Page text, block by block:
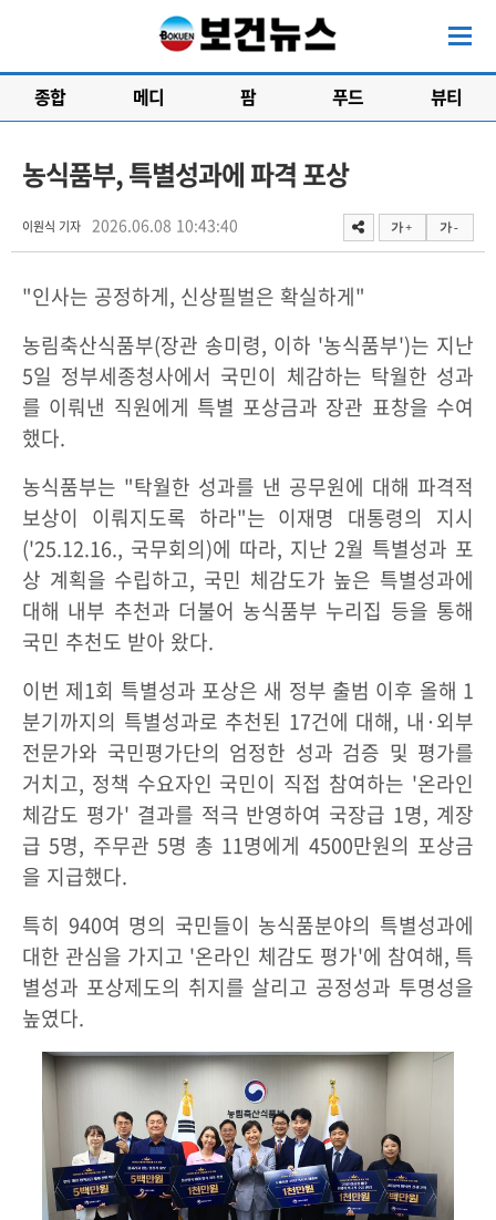
종합 메디 팜 푸드 뷰티
농식품부, 특별성과에 파격 포상
이원식 기자 2026.06.08 10:43:40 가 + 가 -
"인사는 공정하게, 신상필벌은 확실하게"
농림축산식품부(장관 송미령, 이하 '농식품부')는 지난
5일 정부세종청사에서 국민이 체감하는 탁월한 성과
를 이뤄낸 직원에게 특별 포상금과 장관 표창을 수여
했다.
농식품부는 "탁월한 성과를 낸 공무원에 대해 파격적
보상이 이뤄지도록 하라"는 이재명 대통령의 지시
('25.12.16., 국무회의)에 따라, 지난 2월 특별성과 포
상 계획을 수립하고, 국민 체감도가 높은 특별성과에
대해 내부 추천과 더불어 농식품부 누리집 등을 통해
국민 추천도 받아 왔다.
이번 제1회 특별성과 포상은 새 정부 출범 이후 올해 1
분기까지의 특별성과로 추천된 17건에 대해, 내·외부
전문가와 국민평가단의 엄정한 성과 검증 및 평가를
거치고, 정책 수요자인 국민이 직접 참여하는 '온라인
체감도 평가' 결과를 적극 반영하여 국장급 1명, 계장
급 5명, 주무관 5명 총 11명에게 4500만원의 포상금
을 지급했다.
특히 940여 명의 국민들이 농식품분야의 특별성과에
대한 관심을 가지고 '온라인 체감도 평가'에 참여해, 특
별성과 포상제도의 취지를 살리고 공정성과 투명성을
높였다.